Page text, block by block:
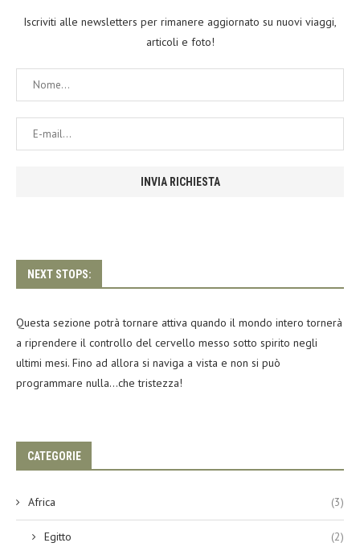
Iscriviti alle newsletters per rimanere aggiornato su nuovi viaggi,
articoli e foto!
NEXT STOPS:
Questa sezione potrà tornare attiva quando il mondo intero tornerà
a riprendere il controllo del cervello messo sotto spirito negli
ultimi mesi. Fino ad allora si naviga a vista e non si può
programmare nulla…che tristezza!
CATEGORIE
Africa (3)
Egitto (2)